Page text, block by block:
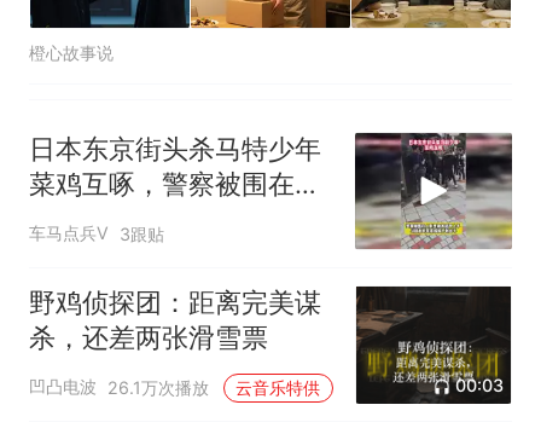
橙心故事说
日本东京街头杀马特少年
菜鸡互啄，警察被围在人
群里插不上手
车马点兵V 3跟贴
野鸡侦探团：距离完美谋
杀，还差两张滑雪票
凹凸电波 26.1万次播放 云音乐特供 00:03